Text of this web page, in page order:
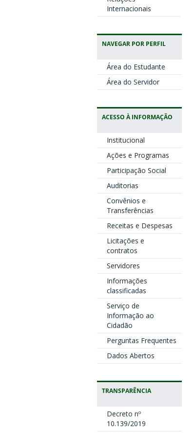
Internacionais
NAVEGAR POR PERFIL
Área do Estudante
Área do Servidor
ACESSO À INFORMAÇÃO
Institucional
Ações e Programas
Participação Social
Auditorias
Convênios e
Transferências
Receitas e Despesas
Licitações e
contratos
Servidores
Informações
classificadas
Serviço de
Informação ao
Cidadão
Perguntas Frequentes
Dados Abertos
TRANSPARÊNCIA
Decreto nº
10.139/2019